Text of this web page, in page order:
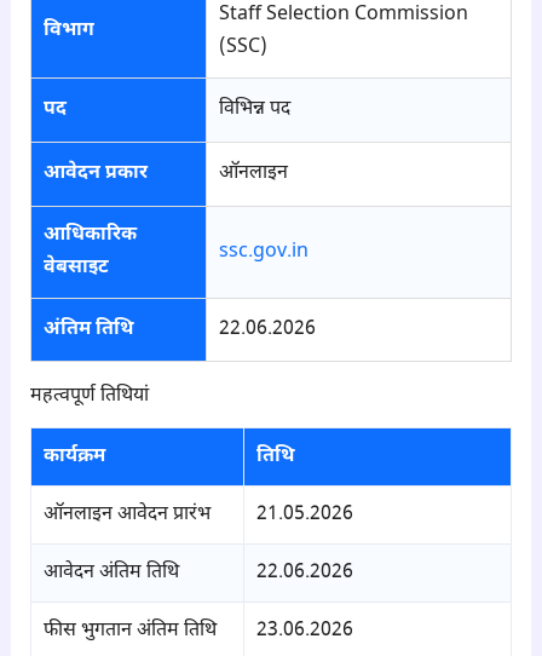
विभाग
Staff Selection Commission
(SSC)
पद विभिन्न पद
आवेदन प्रकार ऑनलाइन
आधिकारिक
वेबसाइट
ssc.gov.in
अंतिम तिथि 22.06.2026
महत्वपूर्ण तिथियां
कार्यक्रम तिथि
ऑनलाइन आवेदन प्रारंभ 21.05.2026
आवेदन अंतिम तिथि 22.06.2026
फीस भुगतान अंतिम तिथि 23.06.2026